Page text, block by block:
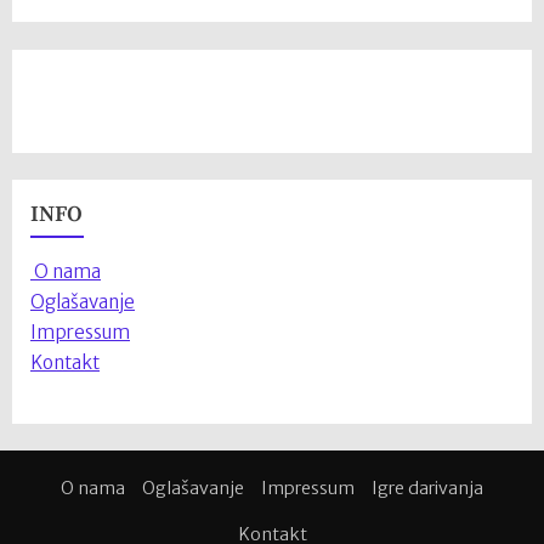
INFO
O nama
Oglašavanje
Impressum
Kontakt
O nama Oglašavanje Impressum Igre darivanja
Kontakt